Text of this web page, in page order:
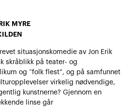
MYRE
situasjonskomedie av Jon Erik
skråblikk på teater- og
og “folk flest”, og på samfunnet
virkelig nødvendige,
kunstnerne? Gjennom en
linse går